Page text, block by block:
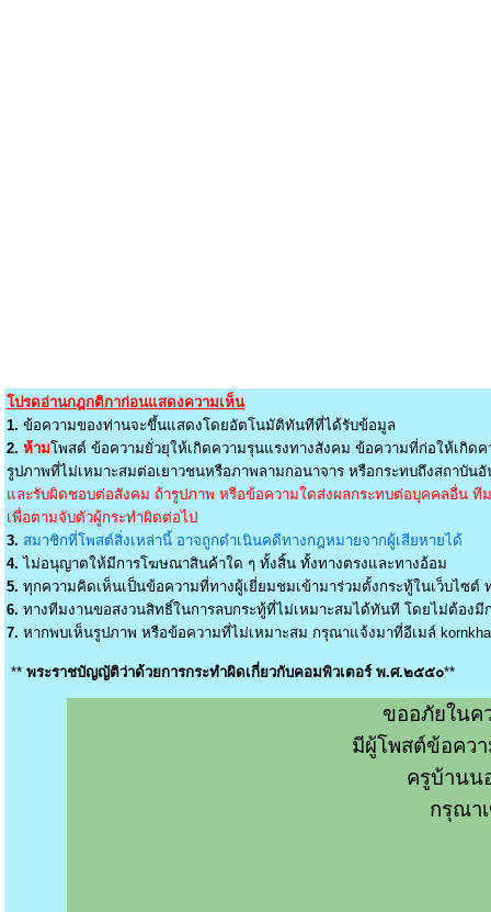
โปรดอ่านกฎกติกาก่อนแสดงความเห็น
1. ข้อความของท่านจะขึ้นแสดงโดยอัตโนมัติทันทีที่ได้รับข้อมูล
2. ห้ามโพสต์ ข้อความยั่วยุให้เกิดความรุนแรงทางสังคม ข้อความที่ก่อให้เกิด
รูปภาพที่ไม่เหมาะสมต่อเยาวชนหรือภาพลามกอนาจาร หรือกระทบถึงสถาบันอั
และรับผิดชอบต่อสังคม ถ้ารูปภาพ หรือข้อความใดส่งผลกระทบต่อบุคคลอื่น ที
เพื่อตามจับตัวผู้กระทำผิดต่อไป
3. สมาชิกที่โพสต์สิ่งเหล่านี้ อาจถูกดำเนินคดีทางกฎหมายจากผู้เสียหายได้
4. ไม่อนุญาตให้มีการโฆษณาสินค้าใด ๆ ทั้งสิ้น ทั้งทางตรงและทางอ้อม
5. ทุกความคิดเห็นเป็นข้อความที่ทางผู้เยี่ยมชมเข้ามาร่วมตั้งกระทู้ในเว็บไซต์
6. ทางทีมงานขอสงวนสิทธิ์ในการลบกระทู้ที่ไม่เหมาะสมได้ทันที โดยไม่ต้อง
7. หากพบเห็นรูปภาพ หรือข้อความที่ไม่เหมาะสม กรุณาแจ้งมาที่อีเมล์
** พระราชบัญญัติว่าด้วยการกระทำผิดเกี่ยวกับคอมพิวเตอร์ พ.ศ.๒๕๕๐**
ขออภัยในค
มีผู้โพสต์ข้อคว
ครูบ้านน
กรุณา